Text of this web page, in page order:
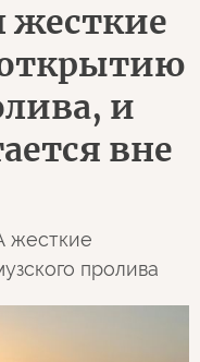
жесткие
и
вне
жесткие
пролива